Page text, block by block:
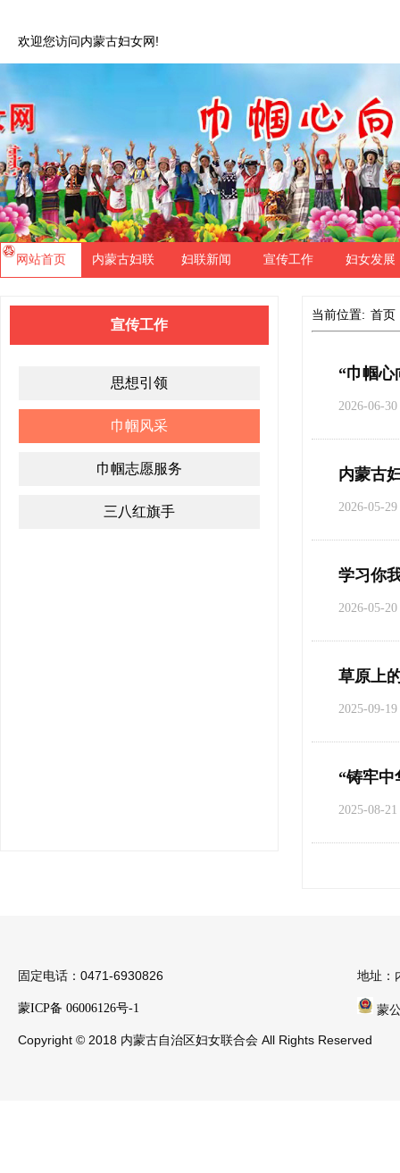
欢迎您访问内蒙古妇女网!
网站首页 内蒙古妇联 妇联新闻 宣传工作 妇女发展
宣传工作
思想引领
巾帼风采
巾帼志愿服务
三八红旗手
当前位置: 首页
“巾帼心
2026-06-30
内蒙古
2026-05-29
学习你
2026-05-20
草原上
2025-09-19
2025-08-21
固定电话：0471-6930826 地址：
蒙ICP备 06006126号-1 蒙
Copyright © 2018 内蒙古自治区妇女联合会 All Rights Reserved